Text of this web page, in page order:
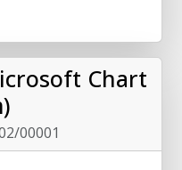
Chart
00001